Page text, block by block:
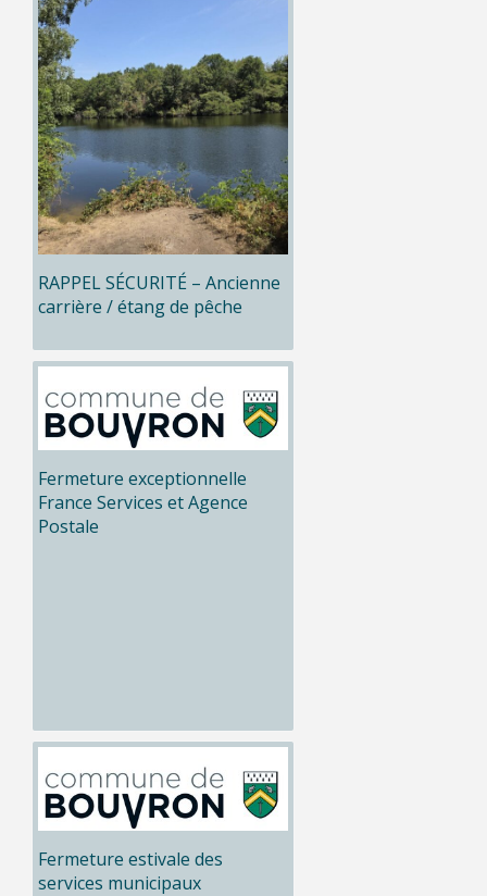
RAPPEL SÉCURITÉ – Ancienne
carrière / étang de pêche
Fermeture exceptionnelle
France Services et Agence
Postale
Fermeture estivale des
services municipaux